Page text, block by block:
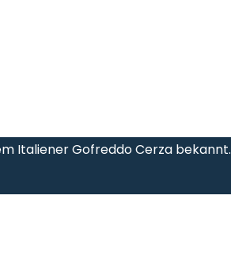
Italiener Gofreddo Cerza bekannt.